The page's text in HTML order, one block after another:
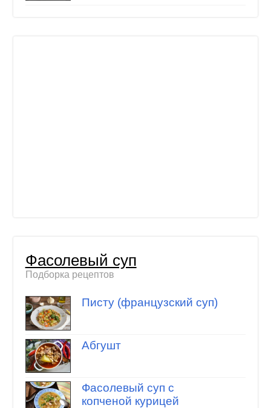
Фасолевый суп
Подборка рецептов
Писту (французский суп)
Абгушт
Фасолевый суп с
копченой курицей